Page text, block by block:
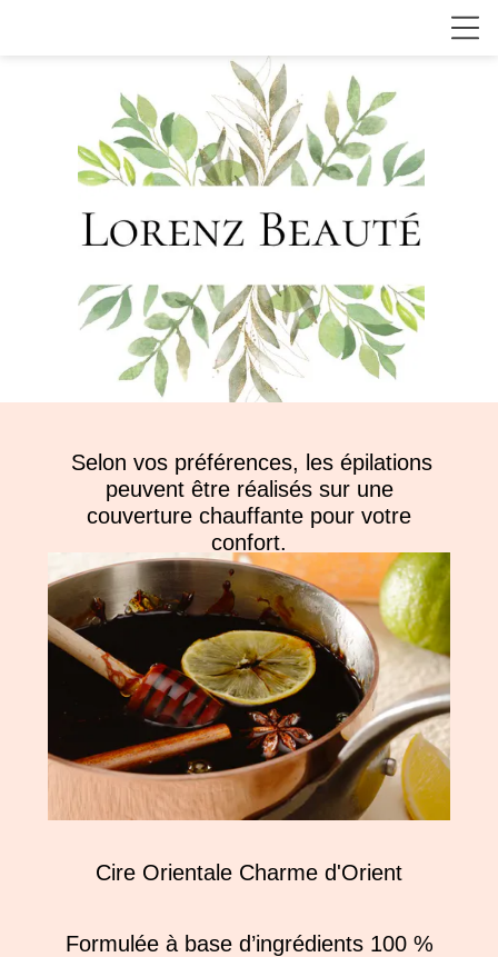
Selon vos préférences, les épilations
peuvent être réalisés sur une
couverture chauffante pour votre
confort.
Cire Orientale Charme d'Orient
Formulée à base d’ingrédients 100 %